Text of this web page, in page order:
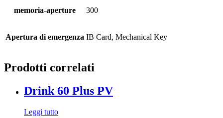
memoria-aperture 300
Apertura di emergenza IB Card, Mechanical Key
Prodotti correlati
Drink 60 Plus PV
Leggi tutto